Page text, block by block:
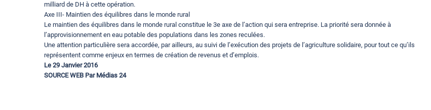
milliard de DH à cette opération.
Axe III- Maintien des équilibres dans le monde rural
Le maintien des équilibres dans le monde rural constitue le 3e axe de l’action qui sera entreprise. La priorité sera donnée à
l’approvisionnement en eau potable des populations dans les zones reculées.
Une attention particulière sera accordée, par ailleurs, au suivi de l’exécution des projets de l’agriculture solidaire, pour tout ce qu’ils
représentent comme enjeux en termes de création de revenus et d’emplois.
Le 29 Janvier 2016
SOURCE WEB Par Médias 24